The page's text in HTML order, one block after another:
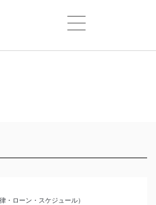
・ローン・スケジュール）